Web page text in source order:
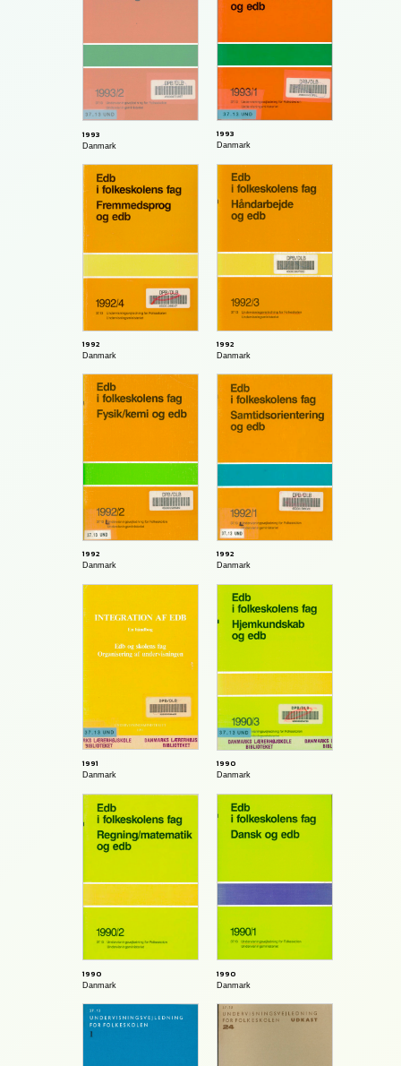
1993
Danmark
1993
Danmark
1992
Danmark
1992
Danmark
1992
Danmark
1992
Danmark
1991
Danmark
1990
Danmark
1990
Danmark
1990
Danmark